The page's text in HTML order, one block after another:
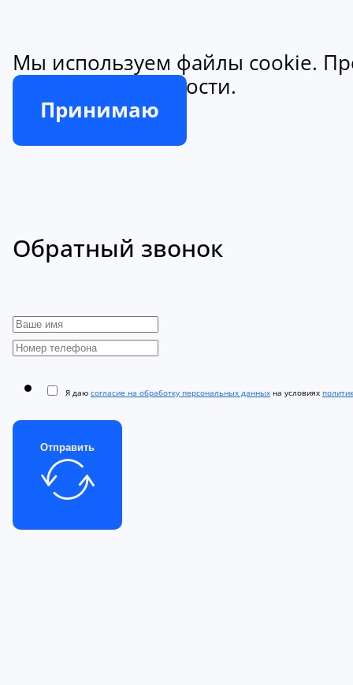
Мы используем файлы cookie.
конфиденциальности.
Принимаю
Обратный звонок
Я даю согласие на обработку персональных данных на условиях
Отправить